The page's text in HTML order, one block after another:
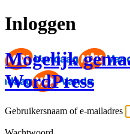
Inloggen
Mogelijk
WordPress
Gebruikersnaam of e-mailadres